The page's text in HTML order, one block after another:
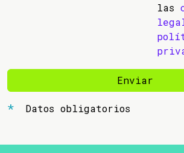
las
Enviar
Datos obligatorios